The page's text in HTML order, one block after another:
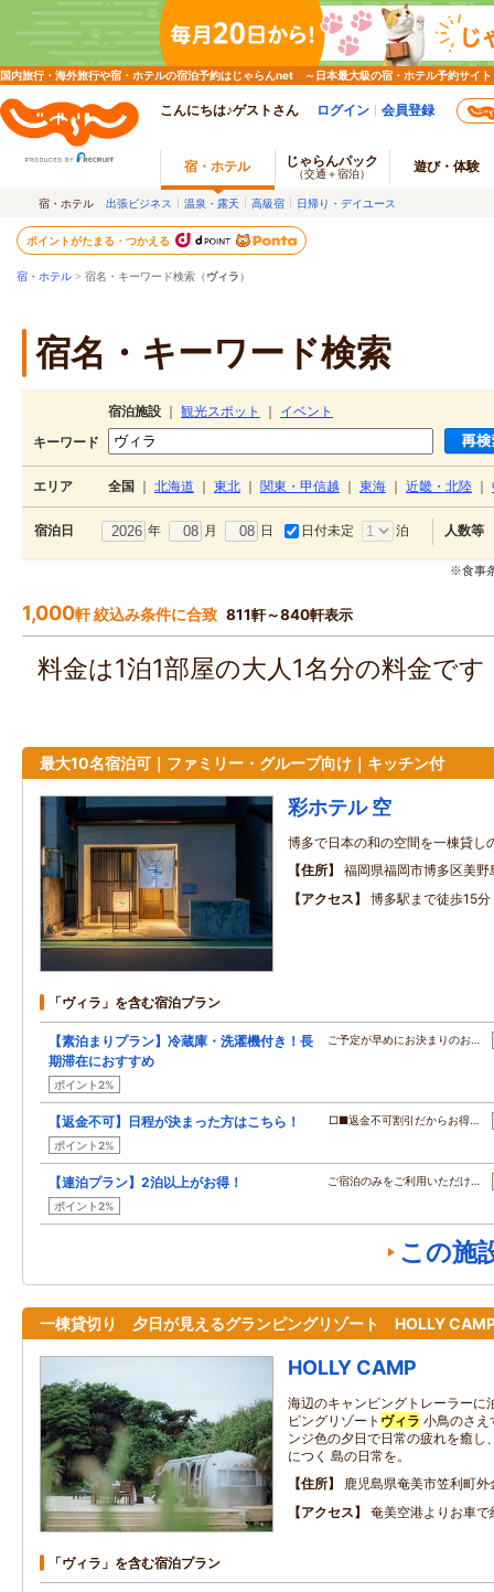
国内旅行・海外旅行や宿・ホテルの宿泊予約はじゃらんnet ～日本最大級の宿・ホテル予約サイト
こんにちは♪ゲストさん ログイン 会員登録
宿・ホテル じゃらんパック
（交通＋宿泊） 遊び・体験
宿・ホテル 出張ビジネス 温泉・露天 高級宿 日帰り・デイユース
ポイントがたまる・つかえる
宿・ホテル > 宿名・キーワード検索（ヴィラ）
宿名・キーワード検索
宿泊施設 観光スポット
イベント
キーワード
エリア 全国 北海道 東北 関東・甲信越 東海 近畿・北陸
宿泊日 年 月 日 日付未定 泊 人数等
※食事
1,000軒 絞込み条件に合致 811軒～840軒表示
料金は1泊1部屋の大人1名分の料金で
最大10名宿泊可｜ファミリー・グループ向け｜キッチン付
彩ホテル 空
博多で日本の和の空間を一棟貸し
住所
福岡県福岡市博多区美野
アクセス
博多駅まで徒歩15分
「ヴィラ」を含む宿泊プラン
【素泊まりプラン】冷蔵庫・洗濯機付き！長
期滞在におすすめ
ポイント2%
ご予定が早めにお決まりのお…
【返金不可】日程が決まった方はこちら！
ポイント2%
□■返金不可割引だからお得…
【連泊プラン】2泊以上がお得！
ポイント2%
ご宿泊のみをご利用いただけ…
この施
一棟貸切り 夕日が見えるグランピングリゾート HOLLY
HOLLY CAMP
海辺のキャンピングトレーラー
ピングリゾート ヴィラ 小鳥のさえ
ンジ色の夕日で日常の疲れを癒し
につく 島の日常を。
住所
鹿児島県奄美市笠利町
アクセス
奄美空港よりお車で
「ヴィラ」を含む宿泊プラン